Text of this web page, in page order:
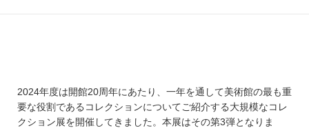
2024年度は開館20周年にあたり、一年を通して美術館の最も重
要な役割であるコレクションについてご紹介する大規模なコレ
クション展を開催してきました。本展はその第3弾となりま